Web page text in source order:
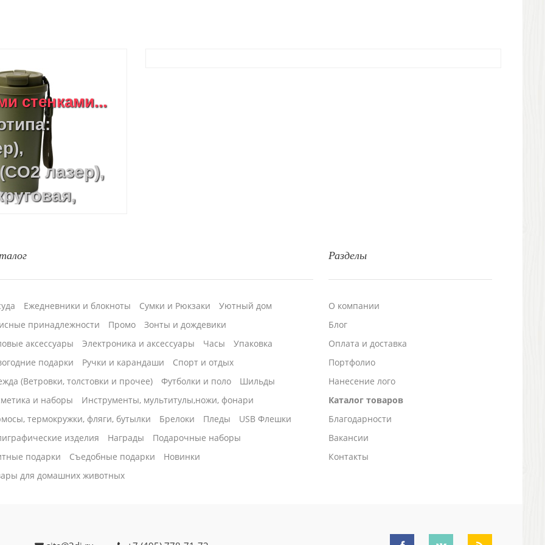
стенками...
лазер),
Разделы
О компании
Блог
Оплата и доставка
Портфолио
Нанесение лого
Каталог товаров
Благодарности
Вакансии
Контакты
Ежедневники и блокноты Сумки и Рюкзаки
Уютный дом
принадлежности
Промо
Зонты и дождевики
аксессуары
Электроника и аксессуары Часы
Упаковка
подарки
Ручки и карандаши
Спорт и отдых
(Ветровки, толстовки и прочее)
Футболки и поло
Шильды
и наборы
Инструменты, мультитулы,ножи, фонари
термокружки, фляги, бутылки
Брелоки Пледы
USB Флешки
изделия
Награды
Подарочные наборы
подарки
Cъедобные подарки
Новинки
для домашних животных